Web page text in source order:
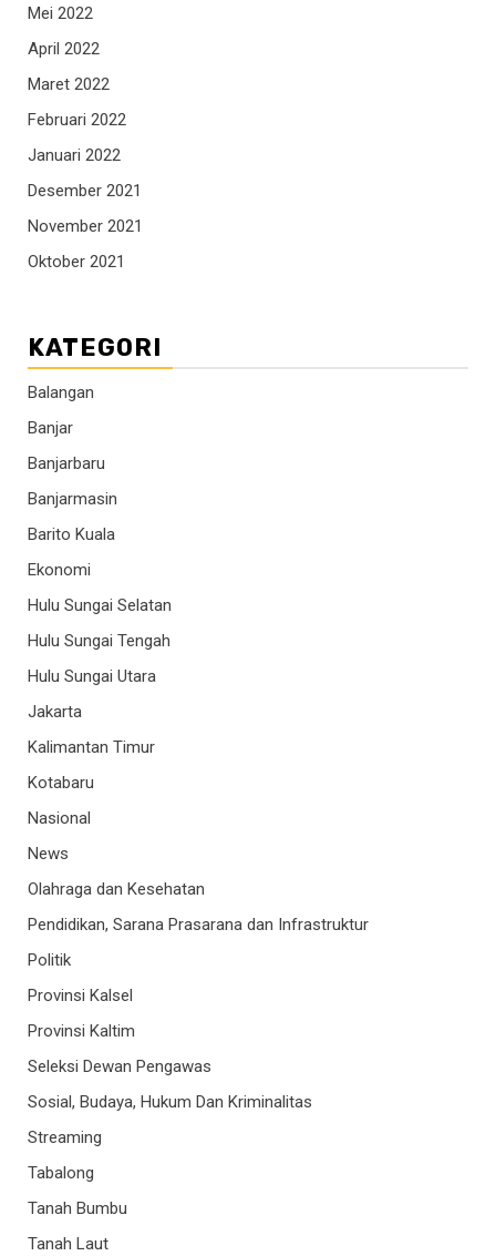
Mei 2022
April 2022
Maret 2022
Februari 2022
Januari 2022
Desember 2021
November 2021
Oktober 2021
KATEGORI
Balangan
Banjar
Banjarbaru
Banjarmasin
Barito Kuala
Ekonomi
Hulu Sungai Selatan
Hulu Sungai Tengah
Hulu Sungai Utara
Jakarta
Kalimantan Timur
Kotabaru
Nasional
News
Olahraga dan Kesehatan
Pendidikan, Sarana Prasarana dan Infrastruktur
Politik
Provinsi Kalsel
Provinsi Kaltim
Seleksi Dewan Pengawas
Sosial, Budaya, Hukum Dan Kriminalitas
Streaming
Tabalong
Tanah Bumbu
Tanah Laut